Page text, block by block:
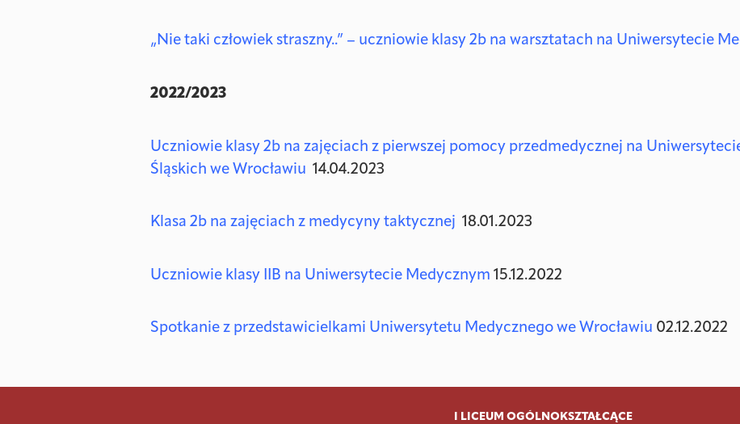
„Nie taki człowiek straszny..” – uczniowie klasy 2b na warsztatach na Uniwersytecie
2022/2023
Uczniowie klasy 2b na zajęciach z pierwszej pomocy przedmedycznej na
Śląskich we Wrocławiu 14.04.2023
Klasa 2b na zajęciach z medycyny taktycznej 18.01.2023
Uczniowie klasy IIB na Uniwersytecie Medycznym 15.12.2022
Spotkanie z przedstawicielkami Uniwersytetu Medycznego we Wrocławiu 02.12.2022
I LICEUM OGÓLNOKSZTAŁCĄCE